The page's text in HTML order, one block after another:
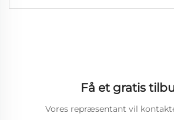
Få et gratis
Vores repræsentant vil